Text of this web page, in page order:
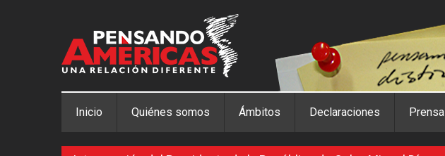
Inicio Quiénes somos Ámbitos Declaraciones Prensa